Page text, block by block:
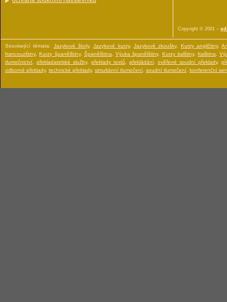
Copyright © 2001 –
Související témata: Jazykové školy,Jazykové kurzy,Jazykové zkoušky, Kurzy angličtiny,
francouzštiny,Kurzy španělštiny, Španělština Výuka španělštiny, Kurzy italštiny, Italština ,
tlumočnictví
překladatelské služby, překlady textů překládání,ověřené soudní překlady,
odborné překlady, technické překlady, simultánní tlumočení soudní tlumočení konferenční